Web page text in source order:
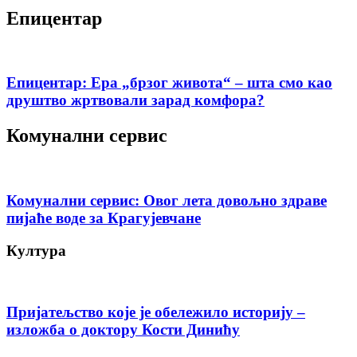
Епицентар
Епицентар: Ера „брзог живота“ – шта смо као
друштво жртвовали зарад комфора?
Комунални сервис
Комунални сервис: Овог лета довољно здраве
пијаће воде за Крагујевчане
Култура
Пријатељство које је обележило историју –
изложба о доктору Кости Динићу